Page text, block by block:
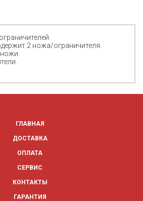
2 ножа/ограничителя.
ГЛАВНАЯ
ДОСТАВКА
ОПЛАТА
СЕРВИС
КОНТАКТЫ
ГАРАНТИЯ